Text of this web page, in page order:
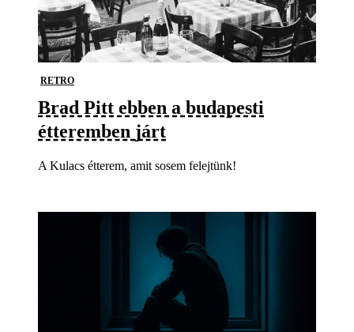
RETRO
Brad Pitt ebben a budapesti
étteremben járt
A Kulacs étterem, amit sosem felejtünk!